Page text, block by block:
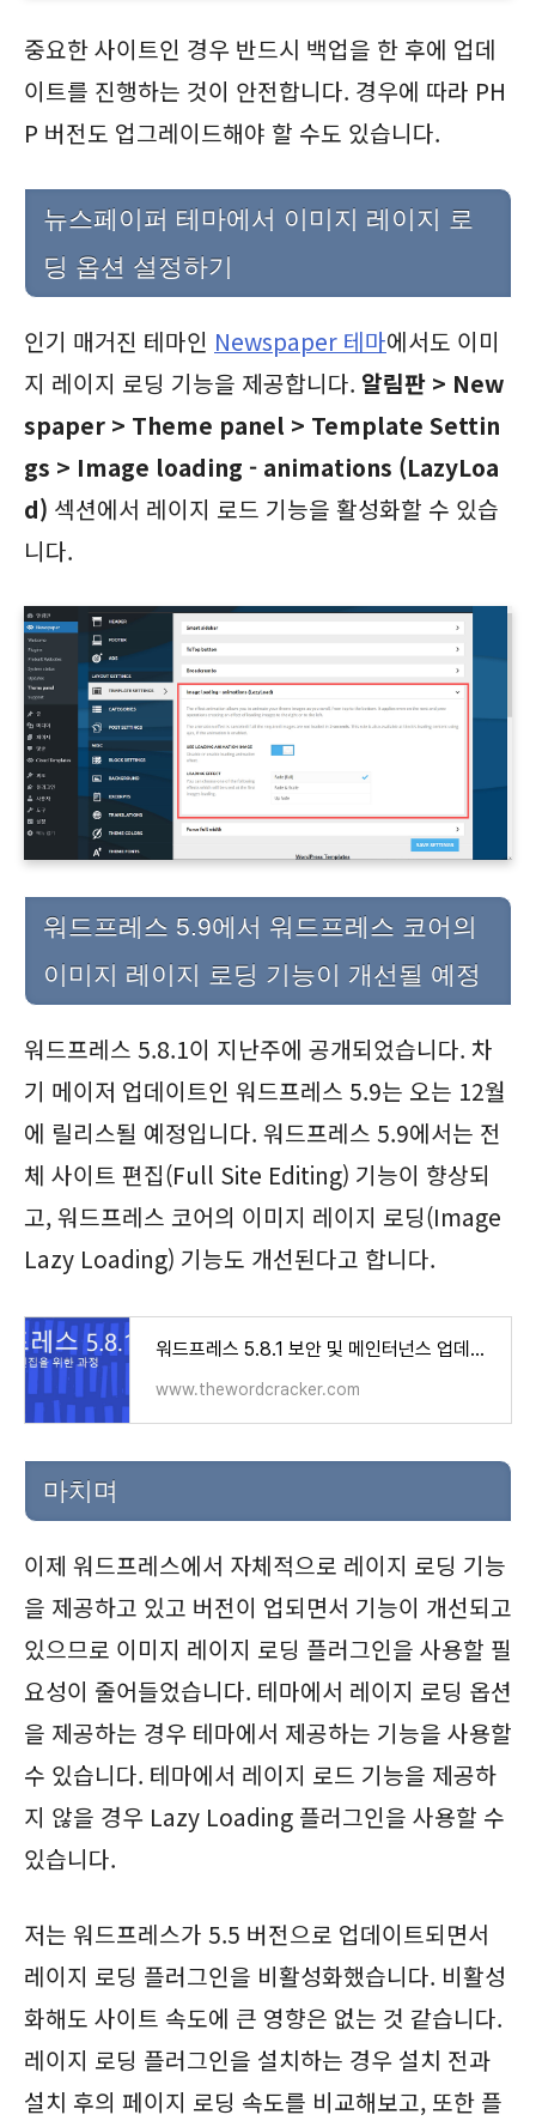
중요한 사이트인 경우 반드시 백업을 한 후에 업데
이트를 진행하는 것이 안전합니다. 경우에 따라 PH
P 버전도 업그레이드해야 할 수도 있습니다.
뉴스페이퍼 테마에서 이미지 레이지 로
딩 옵션 설정하기
인기 매거진 테마인 Newspaper 테마에서도 이미
지 레이지 로딩 기능을 제공합니다. 알림판 > New
spaper > Theme panel > Template Settin
gs > Image loading - animations (LazyLoa
d) 섹션에서 레이지 로드 기능을 활성화할 수 있습
니다.
워드프레스 5.9에서 워드프레스 코어의
이미지 레이지 로딩 기능이 개선될 예정
워드프레스 5.8.1이 지난주에 공개되었습니다. 차
기 메이저 업데이트인 워드프레스 5.9는 오는 12월
에 릴리스될 예정입니다. 워드프레스 5.9에서는 전
체 사이트 편집(Full Site Editing) 기능이 향상되
고, 워드프레스 코어의 이미지 레이지 로딩(Image
Lazy Loading) 기능도 개선된다고 합니다.
워드프레스 5.8.1 보안 및 메인터넌스 업데이트(+5.9 버전 기능) - 워드프레스 정보꾸러미
www.thewordcracker.com
마치며
이제 워드프레스에서 자체적으로 레이지 로딩 기능
을 제공하고 있고 버전이 업되면서 기능이 개선되고
있으므로 이미지 레이지 로딩 플러그인을 사용할 필
요성이 줄어들었습니다. 테마에서 레이지 로딩 옵션
을 제공하는 경우 테마에서 제공하는 기능을 사용할
수 있습니다. 테마에서 레이지 로드 기능을 제공하
지 않을 경우 Lazy Loading 플러그인을 사용할 수
있습니다.
저는 워드프레스가 5.5 버전으로 업데이트되면서
레이지 로딩 플러그인을 비활성화했습니다. 비활성
화해도 사이트 속도에 큰 영향은 없는 것 같습니다.
레이지 로딩 플러그인을 설치하는 경우 설치 전과
설치 후의 페이지 로딩 속도를 비교해보고, 또한 플